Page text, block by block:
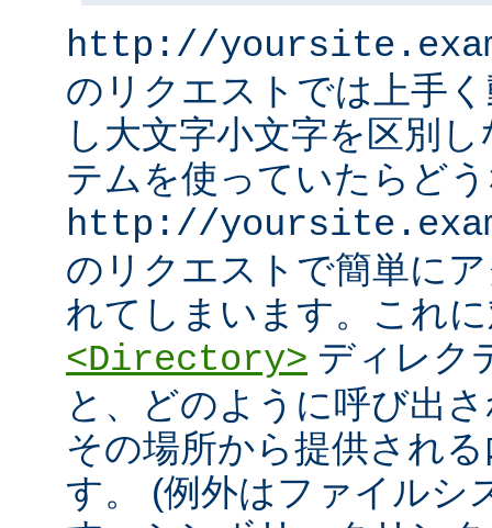
http://
のリクエストでは上手
し大文字小文字を区別
テムを使っていたらど
http://
のリクエストで簡単に
れてしまいます。これ
<Directory> ディレク
と、どのように呼び出
その場所から提供され
す。 (例外はファイルシ